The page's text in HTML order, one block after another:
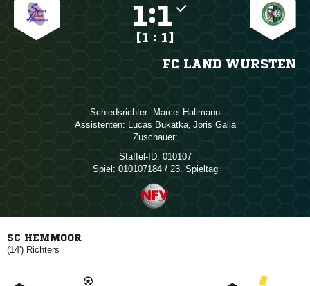
:
[1 : 1]
FC LAND WURSTEN
Schiedsrichter:  
Assistenten:  ,  
Zuschauer:
Staffel-ID: 010107
Spiel: 010107184 / 23. Spieltag
SC HEMMOOR
(14') 